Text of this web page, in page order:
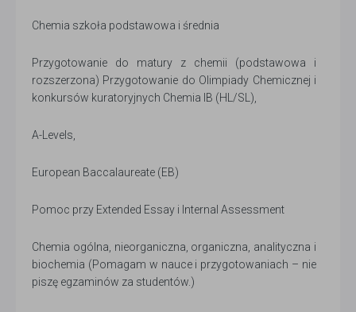
Chemia szkoła podstawowa i średnia
Przygotowanie do matury z chemii (podstawowa i
rozszerzona) Przygotowanie do Olimpiady Chemicznej i
konkursów kuratoryjnych Chemia IB (HL/SL),
A-Levels,
European Baccalaureate (EB)
Pomoc przy Extended Essay i Internal Assessment
Chemia ogólna, nieorganiczna, organiczna, analityczna i
biochemia (Pomagam w nauce i przygotowaniach – nie
piszę egzaminów za studentów.)